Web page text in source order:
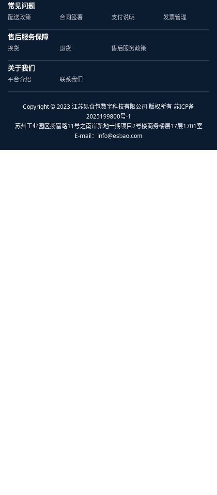
常见问题
配送政策 合同签署 支付说明 发票管理
售后服务保障
换货 退货 售后服务政策
关于我们
平台介绍 联系我们
Copyright © 2023 江苏易食包数字科技有限公司 版权所有 苏ICP备
2025199800号-1
苏州工业园区扬富路11号之南岸新地一期项目2号楼商务楼层17层1701室
E-mail： info@esbao.com